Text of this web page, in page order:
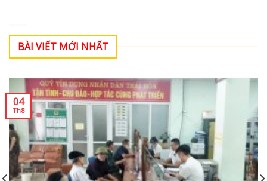
BÀI VIẾT MỚI NHẤT
04
Th8